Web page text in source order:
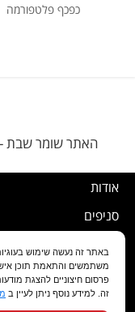
כפכף פלטפורמה
האתר שומר שבת -
אודות
סניפים
שירות לקוחות
מועדון לקוחות
משתמשים והתאמת תוכן
פרסום חיצוניים להצגת
זה. למידע נוסף ניתן לעיין ב